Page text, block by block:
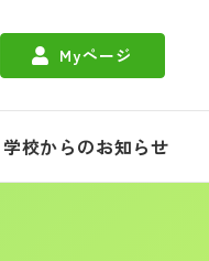
Myページ
学校からのお知らせ